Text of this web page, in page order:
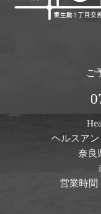
ご
ヘルスア
奈良
営業時間